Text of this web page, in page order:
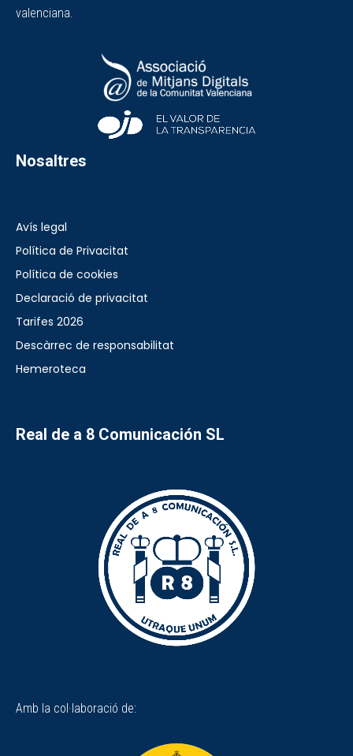
valenciana.
Nosaltres
Avís legal
Política de Privacitat
Política de cookies
Declaració de privacitat
Tarifes 2026
Descàrrec de responsabilitat
Hemeroteca
Real de a 8 Comunicación SL
Amb la col·laboració de: